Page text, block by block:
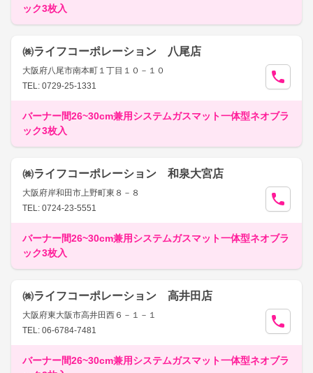
ック3枚入
㈱ライフコーポレーション 八尾店
大阪府八尾市南本町１丁目１０－１０
TEL: 0729-25-1331
バーナー間26~30cm兼用システムガスマット一体型ネオブラ
ック3枚入
㈱ライフコーポレーション 和泉大宮店
大阪府岸和田市上野町東８－８
TEL: 0724-23-5551
バーナー間26~30cm兼用システムガスマット一体型ネオブラ
ック3枚入
㈱ライフコーポレーション 高井田店
大阪府東大阪市高井田西６－１－１
TEL: 06-6784-7481
バーナー間26~30cm兼用システムガスマット一体型ネオブラ